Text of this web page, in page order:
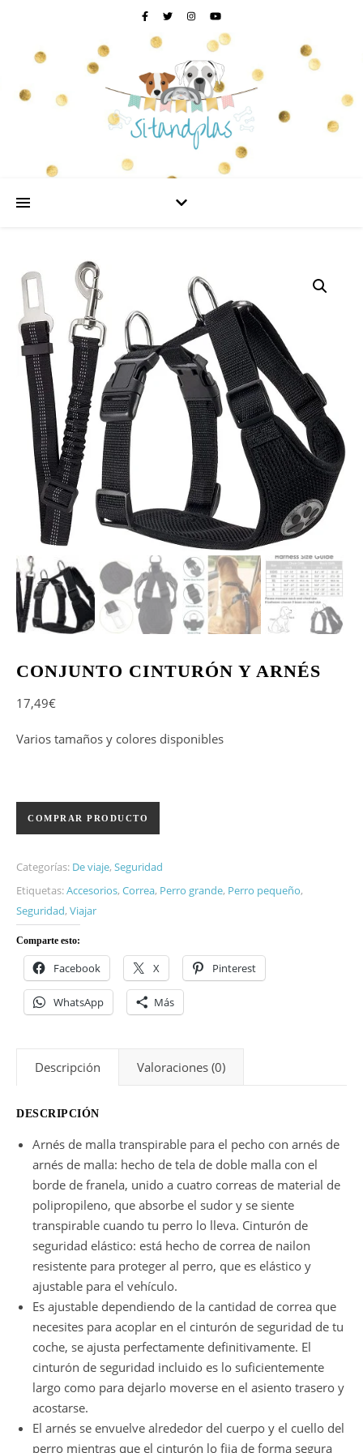
CONJUNTO CINTURÓN Y ARNÉS
17,49€
Varios tamaños y colores disponibles
COMPRAR PRODUCTO
Categorías: De viaje, Seguridad
Etiquetas:Accesorios, Correa, Perro grande, Perro pequeño,
Seguridad, Viajar
Comparte esto:
Facebook X Pinterest
WhatsApp Más
Descripción Valoraciones (0)
DESCRIPCIÓN
Arnés de malla transpirable para el pecho con arnés de
arnés de malla: hecho de tela de doble malla con el
borde de franela, unido a cuatro correas de material de
polipropileno, que absorbe el sudor y se siente
transpirable cuando tu perro lo lleva. Cinturón de
seguridad elástico: está hecho de correa de nailon
resistente para proteger al perro, que es elástico y
ajustable para el vehículo.
Es ajustable dependiendo de la cantidad de correa que
necesites para acoplar en el cinturón de seguridad de tu
coche, se ajusta perfectamente definitivamente. El
cinturón de seguridad incluido es lo suficientemente
largo como para dejarlo moverse en el asiento trasero y
acostarse.
El arnés se envuelve alrededor del cuerpo y el cuello del
perro mientras que el cinturón lo fija de forma segura